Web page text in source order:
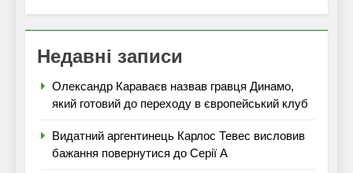
Недавні записи
Олександр Караваєв назвав гравця Динамо,
який готовий до переходу в європейський клуб
Видатний аргентинець Карлос Тевес висловив
бажання повернутися до Серії А